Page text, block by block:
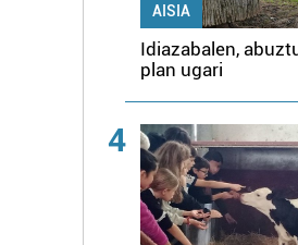
AISIA
Idiazabalen,
plan ugari
4